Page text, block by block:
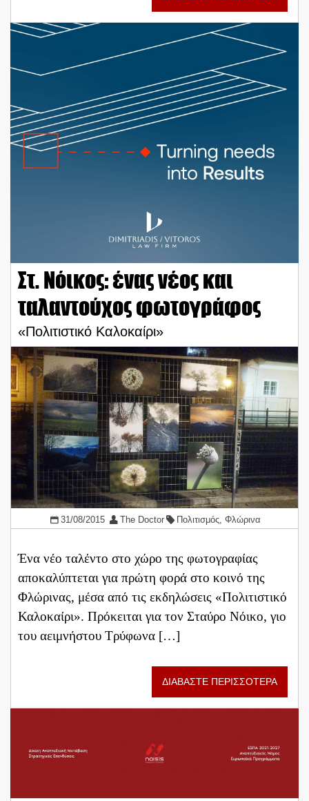
Στ. Νόικος: ένας νέος και
ταλαντούχος φωτογράφος
«Πολιτιστικό Καλοκαίρι»
31/08/2015 The Doctor Πολιτισμός, Φλώρινα
Ένα νέο ταλέντο στο χώρο της φωτογραφίας
αποκαλύπτεται για πρώτη φορά στο κοινό της
Φλώρινας, μέσα από τις εκδηλώσεις «Πολιτιστικό
Καλοκαίρι». Πρόκειται για τον Σταύρο Νόικο, γιο
του αειμνήστου Τρύφωνα […]
ΔΙΑΒΑΣΤΕ ΠΕΡΙΣΣΟΤΕΡΑ